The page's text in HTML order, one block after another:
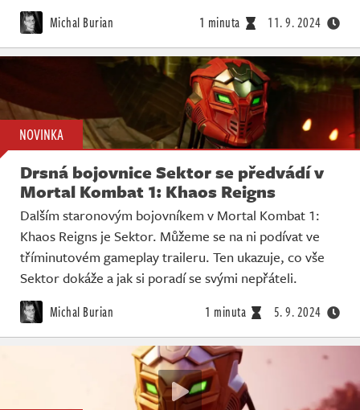
Michal Burian 1 minuta 11. 9. 2024
NOVINKA
Drsná bojovnice Sektor se předvádí v
Mortal Kombat 1: Khaos Reigns
Dalším staronovým bojovníkem v Mortal Kombat 1:
Khaos Reigns je Sektor. Můžeme se na ni podívat ve
tříminutovém gameplay traileru. Ten ukazuje, co vše
Sektor dokáže a jak si poradí se svými nepřáteli.
Michal Burian 1 minuta 5. 9. 2024